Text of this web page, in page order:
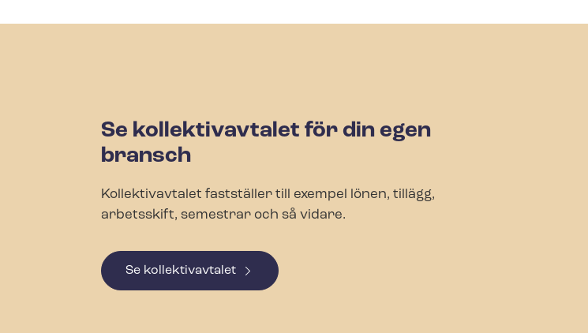
Se kollektivavtalet för din egen
bransch
Kollektivavtalet fastställer till exempel lönen, tillägg,
arbetsskift, semestrar och så vidare.
Se kollektivavtalet